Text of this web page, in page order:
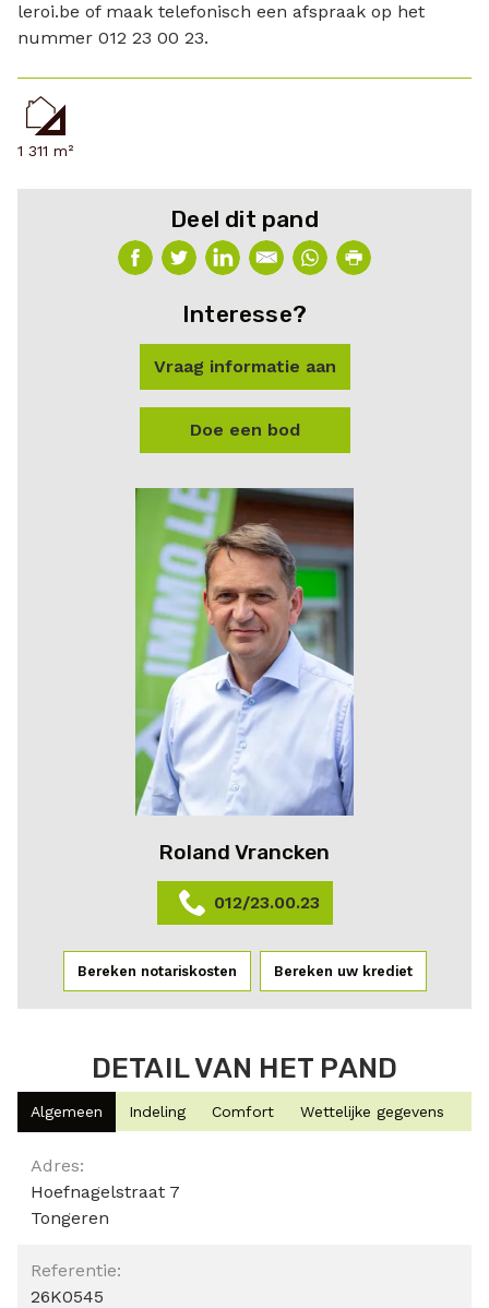
leroi.be of maak telefonisch een afspraak op het
nummer 012 23 00 23.
1 311 m²
Deel dit pand
Interesse?
Vraag informatie aan
Doe een bod
Roland Vrancken
012/23.00.23
Bereken notariskosten Bereken uw krediet
DETAIL VAN HET PAND
Algemeen Indeling Comfort Wettelijke gegevens
Algemeen
Adres:
Hoefnagelstraat 7
Tongeren
Referentie:
26K0545